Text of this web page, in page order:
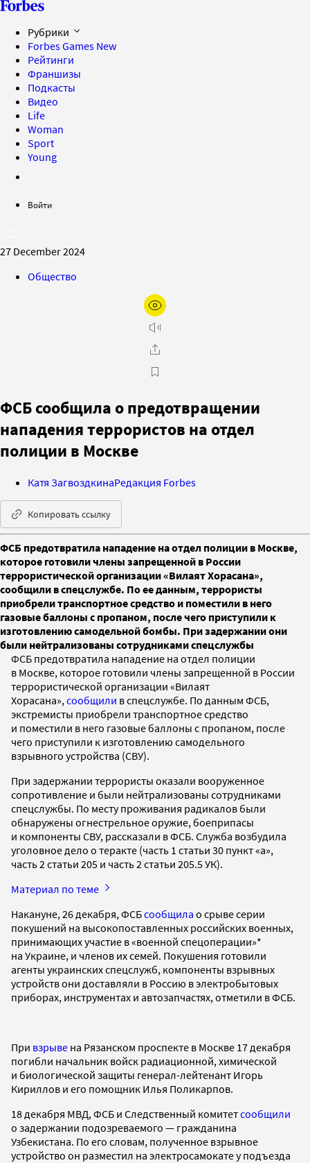
Рубрики
Forbes Games New
Рейтинги
Франшизы
Подкасты
Видео
Life
Woman
Sport
Young
Войти
27 December 2024
Общество
ФСБ сообщила о предотвращении
нападения террористов на отдел
полиции в Москве
Катя ЗагвоздкинаРедакция Forbes
Копировать ссылку
ФСБ предотвратила нападение на отдел полиции в Москве,
которое готовили члены запрещенной в России
террористической организации «Вилаят Хорасана»,
сообщили в спецслужбе. По ее данным, террористы
приобрели транспортное средство и поместили в него
газовые баллоны с пропаном, после чего приступили к
изготовлению самодельной бомбы. При задержании они
были нейтрализованы сотрудниками спецслужбы
ФСБ предотвратила нападение на отдел полиции
в Москве, которое готовили члены запрещенной в России
террористической организации «Вилаят
Хорасана», сообщили в спецслужбе. По данным ФСБ,
экстремисты приобрели транспортное средство
и поместили в него газовые баллоны с пропаном, после
чего приступили к изготовлению самодельного
взрывного устройства (СВУ).
При задержании террористы оказали вооруженное
сопротивление и были нейтрализованы сотрудниками
спецслужбы. По месту проживания радикалов были
обнаружены огнестрельное оружие, боеприпасы
и компоненты СВУ, рассказали в ФСБ. Служба возбудила
уголовное дело о теракте (часть 1 статьи 30 пункт «а»,
часть 2 статьи 205 и часть 2 статьи 205.5 УК).
Материал по теме
Накануне, 26 декабря, ФСБсообщила о срыве серии
покушений на высокопоставленных российских военных,
принимающих участие в «военной спецоперации»*
на Украине, и членов их семей. Покушения готовили
агенты украинских спецслужб, компоненты взрывных
устройств они доставляли в Россию в электробытовых
приборах, инструментах и автозапчастях, отметили в ФСБ.
При взрыве на Рязанском проспекте в Москве 17 декабря
погибли начальник войск радиационной, химической
и биологической защиты генерал-лейтенант Игорь
Кириллов и его помощник Илья Поликарпов.
18 декабря МВД, ФСБ и Следственный комитетсообщили
о задержании подозреваемого — гражданина
Узбекистана. По его словам, полученное взрывное
устройство он разместил на электросамокате у подъезда